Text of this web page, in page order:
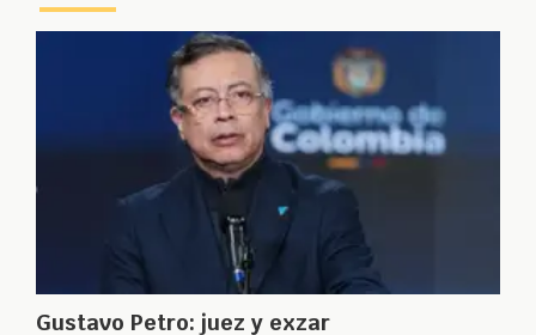
Gustavo Petro: juez y exzar